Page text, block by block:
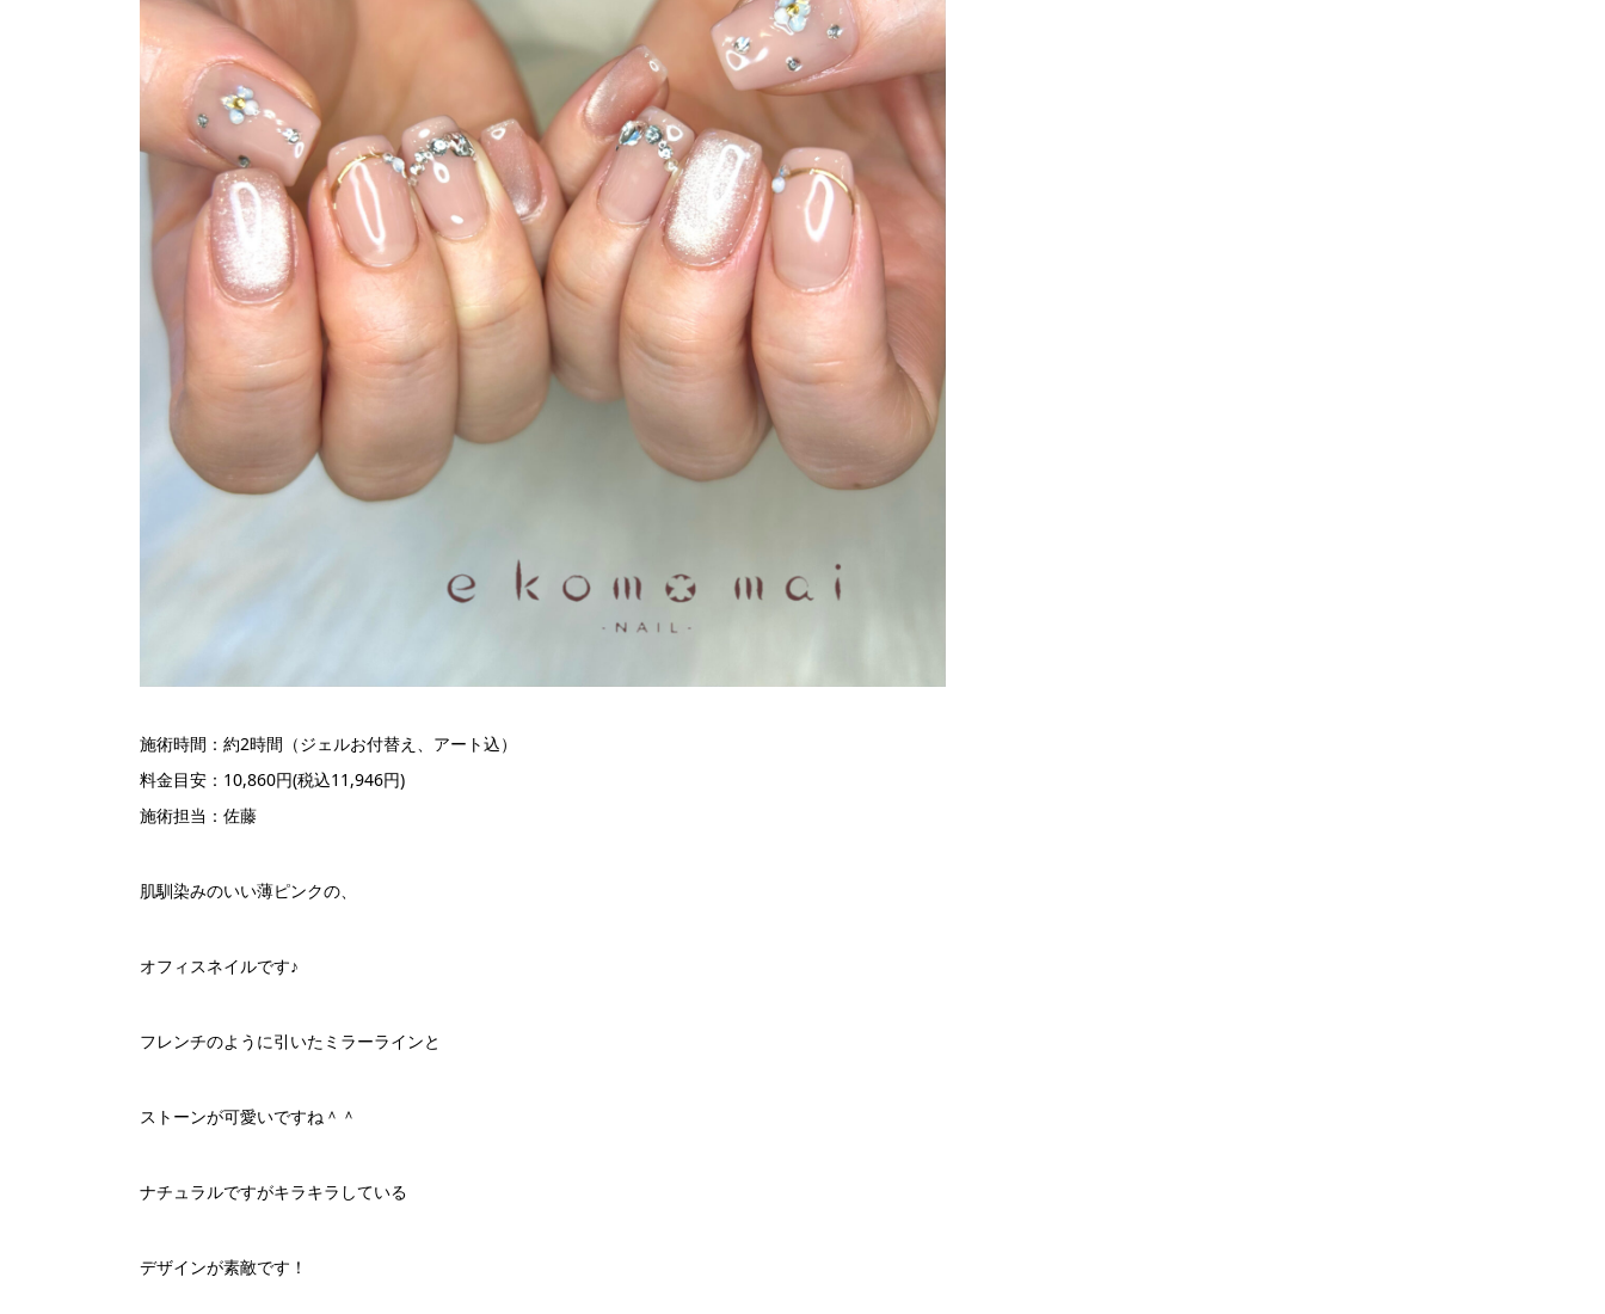
施術時間：約2時間（ジェルお付替え、アート込）
料金目安：10,860円(税込11,946円)
施術担当：佐藤
肌馴染みのいい薄ピンクの、
オフィスネイルです♪
フレンチのように引いたミラーラインと
ストーンが可愛いですね＾＾
ナチュラルですがキラキラしている
デザインが素敵です！